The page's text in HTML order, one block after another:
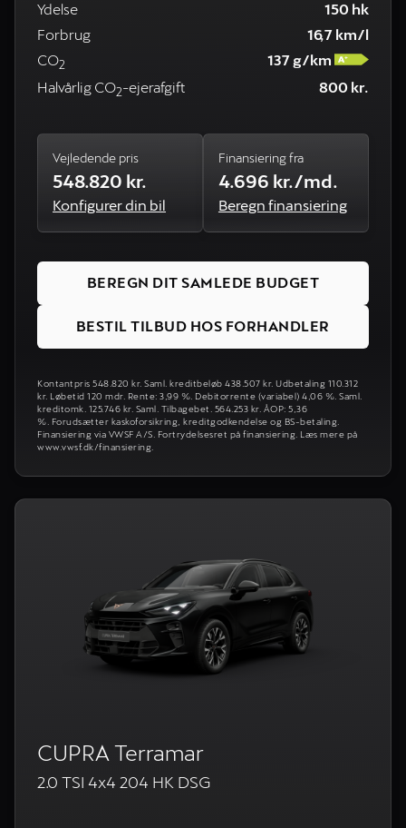
150 hk
Ydelse
16,7 km/l
Forbrug
137 g/km
CO2
800 kr.
Halvårlig CO2-ejerafgift
Vejledende pris
548.820 kr.
Konfigurer din bil
Finansiering fra
4.696 kr./md.
Beregn finansiering
BEREGN DIT SAMLEDE BUDGET
BESTIL TILBUD HOS FORHANDLER
Kontantpris 548.820 kr. Saml. kreditbeløb 438.507 kr. Udbetaling 110.312
kr. Løbetid 120 mdr. Rente: 3,99 %. Debitorrente (variabel) 4,06 %. Saml.
kreditomk. 125.746 kr. Saml. Tilbagebet. 564.253 kr. ÅOP: 5,36
%. Forudsætter kaskoforsikring, kreditgodkendelse og BS-betaling.
Finansiering via VWSF A/S. Fortrydelsesret på finansiering. Læs mere på
www.vwsf.dk/finansiering.
CUPRA Terramar
2.0 TSI 4x4 204 HK DSG